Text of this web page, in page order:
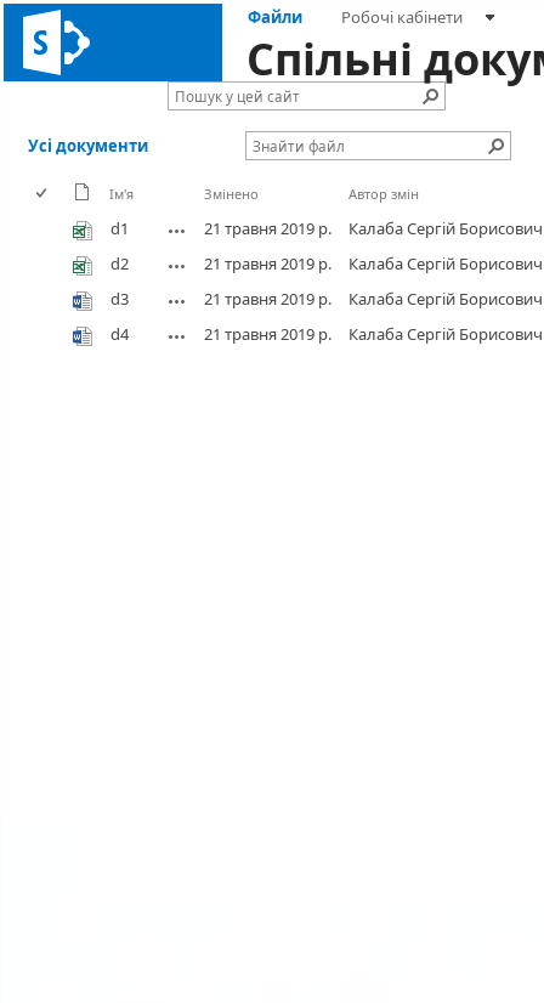
Файли Робочі кабінети
Спільні
Усі документи
Ім'я Змінено Автор змін
d1 21 травня 2019 р.
Калаба Сергій Борисович
d2
21 травня 2019 р.
Калаба Сергій Борисович
d3
21 травня 2019 р.
Калаба Сергій Борисович
d4
21 травня 2019 р. Калаба Сергій Борисович